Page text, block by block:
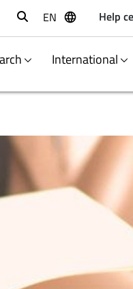
Buscar
EN Help
International